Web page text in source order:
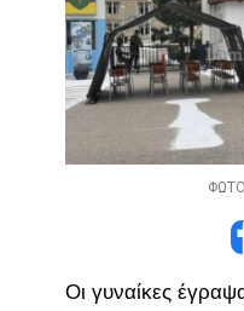
Οι γυναίκες